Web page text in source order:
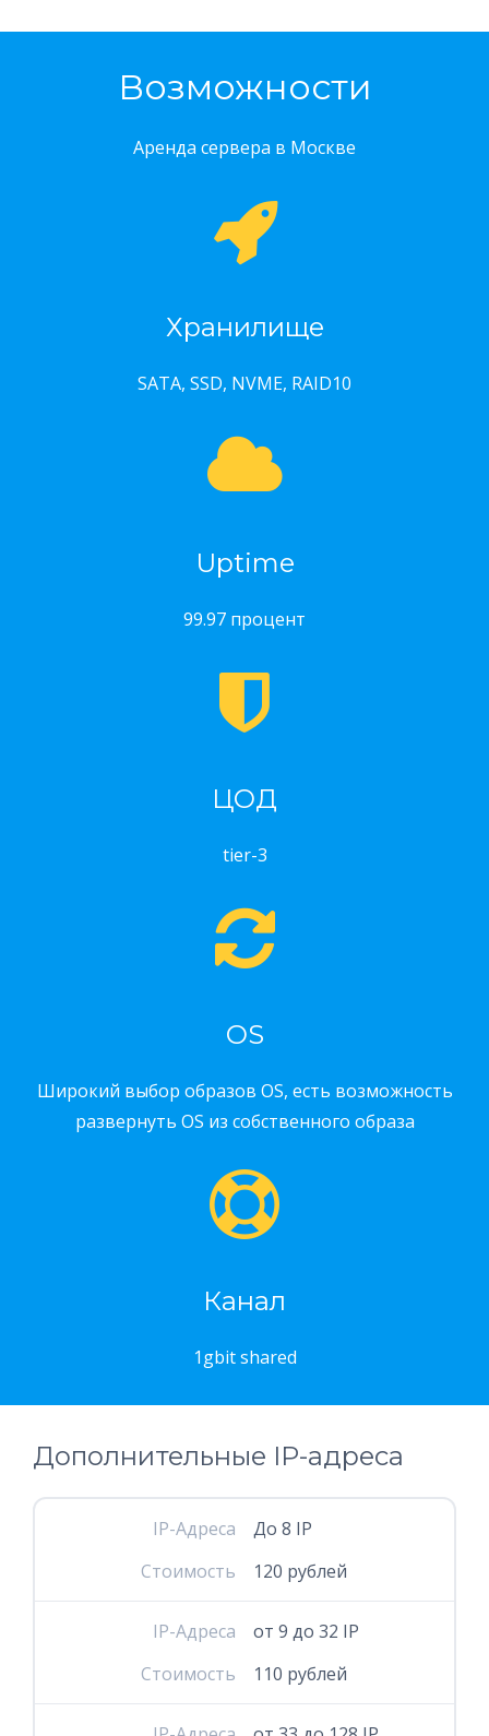
Возможности
Аренда сервера в Москве
Хранилище
SATA, SSD, NVME, RAID10
Uptime
99.97 процент
ЦОД
tier-3
OS
Широкий выбор образов OS, есть возможность
развернуть OS из собственного образа
Канал
1gbit shared
Дополнительные IP-адреса
IP-Адреса
До 8 IP
Стоимость
120 рублей
IP-Адреса
от 9 до 32 IP
Стоимость
110 рублей